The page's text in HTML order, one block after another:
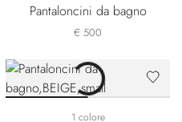
Pantaloncini da bagno
€ 500
1 colore